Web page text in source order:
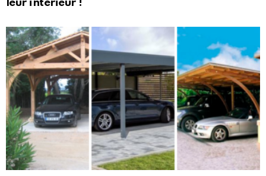
leur intérieur !